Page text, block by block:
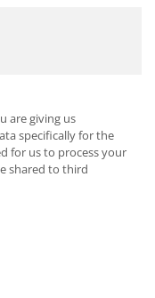
are giving us
specifically for the
for us to process your
shared to third